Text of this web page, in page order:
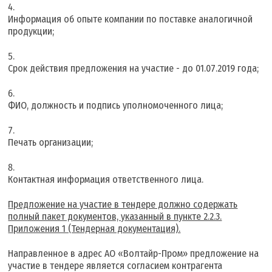
Информация об опыте компании по поставке аналогичной
продукции;
Срок действия предложения на участие - до 01.07.2019 года;
ФИО, должность и подпись уполномоченного лица;
Печать организации;
Контактная информация ответственного лица.
Предложение на участие в тендере должно содержать
полный пакет документов, указанный в пункте 2.2.3.
Приложения 1 (Тендерная документация).
Направленное в адрес АО «Волтайр-Пром» предложение на
участие в тендере является согласием контрагента